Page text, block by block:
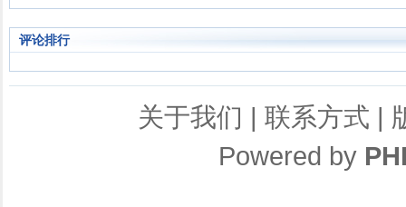
评论排行
关于我们 | 联系方式 |
Powered by